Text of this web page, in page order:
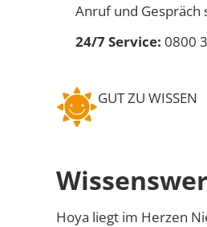
Anruf und
24/7 Service: 0800
GUT ZU WISSEN
Hoya liegt im Herzen